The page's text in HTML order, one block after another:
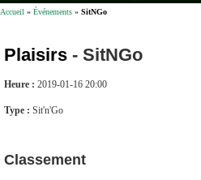
Accueil » Événements » SitNGo
Plaisirs - SitNGo
Heure : 2019-01-16 20:00
Type : Sit'n'Go
Classement